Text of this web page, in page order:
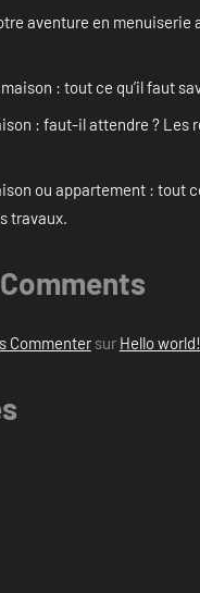
aventure en menuiserie
: tout ce qu’il faut
: faut-il attendre ? Les
ou appartement : tout
travaux.
Commentersur Hello world!